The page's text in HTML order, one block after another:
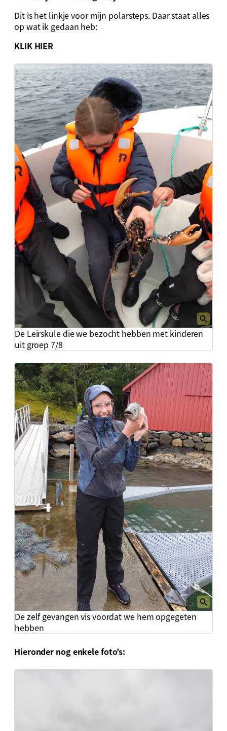
Dit is het linkje voor mijn polarsteps. Daar staat alles
op wat ik gedaan heb:
KLIK HIER
De Leirskule die we bezocht hebben met kinderen
uit groep 7/8
De zelf gevangen vis voordat we hem opgegeten
hebben
Hieronder nog enkele foto’s: